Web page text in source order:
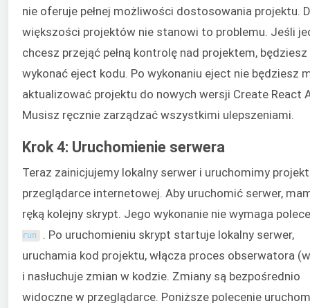
nie oferuje pełnej możliwości dostosowania projektu.
większości projektów nie stanowi to problemu. Jeśli
chcesz przejąć pełną kontrolę nad projektem, będziesz
wykonać eject kodu. Po wykonaniu eject nie będziesz
aktualizować projektu do nowych wersji Create React
Musisz ręcznie zarządzać wszystkimi ulepszeniami.
Krok 4: Uruchomienie serwera
Teraz zainicjujemy lokalny serwer i uruchomimy
przeglądarce internetowej. Aby uruchomić serwer,
ręką kolejny skrypt. Jego wykonanie nie wymaga
run . Po uruchomieniu skrypt startuje lokalny serwer,
uruchamia kod projektu, włącza proces obserwatora
i nasłuchuje zmian w kodzie. Zmiany są bezpośrednio
widoczne w przeglądarce. Poniższe polecenie